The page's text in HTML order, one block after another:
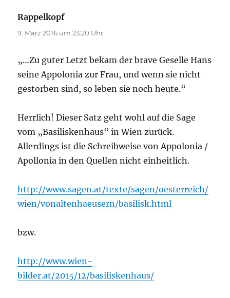
Rappelkopf
9. März 2016 um 23:20 Uhr
„…Zu guter Letzt bekam der brave Geselle Hans
seine Appolonia zur Frau, und wenn sie nicht
gestorben sind, so leben sie noch heute.“
Herrlich! Dieser Satz geht wohl auf die Sage
vom „Basiliskenhaus“ in Wien zurück.
Allerdings ist die Schreibweise von Appolonia /
Apollonia in den Quellen nicht einheitlich.
http://www.sagen.at/texte/sagen/oesterreich/
wien/vonaltenhaeusern/basilisk.html
bzw.
http://www.wien-
bilder.at/2015/12/basiliskenhaus/